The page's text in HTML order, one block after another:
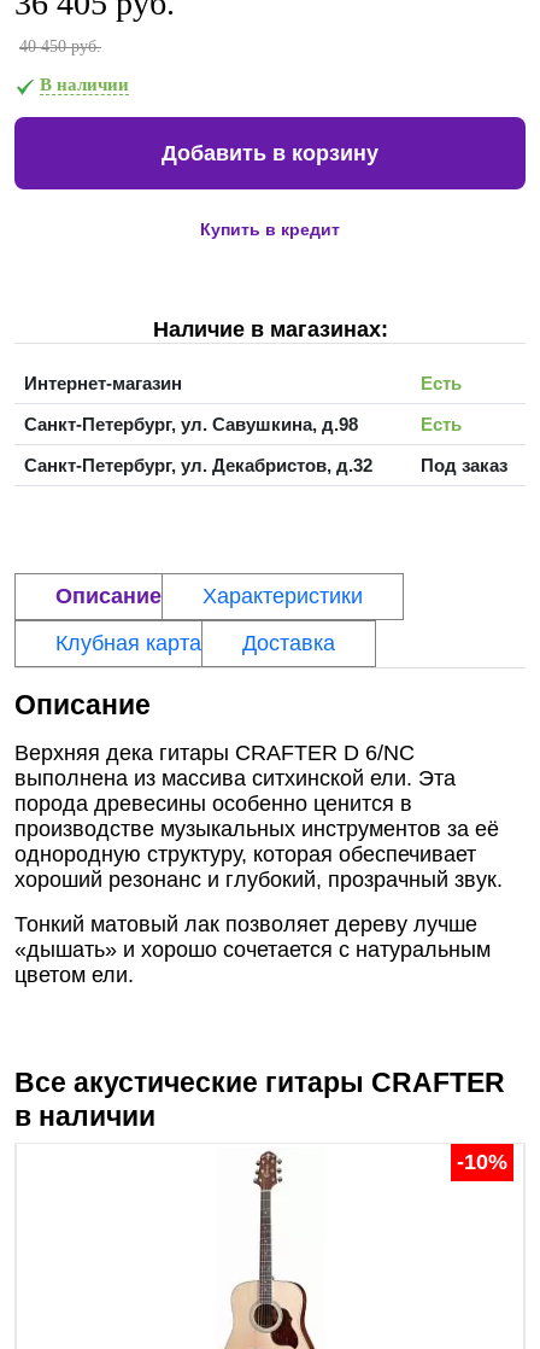
40 450 руб.
В наличии
Добавить в корзину
Купить в кредит
Наличие в магазинах:
Интернет-магазин
Есть
Санкт-Петербург, ул. Савушкина, д.98
Есть
Санкт-Петербург, ул. Декабристов, д.32
Под заказ
Описание
Характеристики
Клубная карта
Доставка
Описание
Верхняя дека гитары CRAFTER D 6/NC
выполнена из массива ситхинской ели. Эта
порода древесины особенно ценится в
производстве музыкальных инструментов за её
однородную структуру, которая обеспечивает
хороший резонанс и глубокий, прозрачный звук.
Тонкий матовый лак позволяет дереву лучше
«дышать» и хорошо сочетается с натуральным
цветом ели.
Все акустические гитары CRAFTER
в наличии
-10%